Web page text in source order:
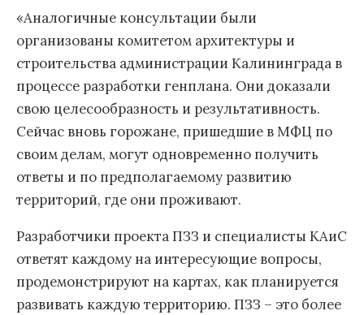
«Аналогичные консультации были
организованы комитетом архитектуры и
строительства администрации Калининграда в
процессе разработки генплана. Они доказали
свою целесообразность и результативность.
Сейчас вновь горожане, пришедшие в МФЦ по
своим делам, могут одновременно получить
ответы и по предполагаемому развитию
территорий, где они проживают.
Разработчики проекта ПЗЗ и специалисты КАиС
ответят каждому на интересующие вопросы,
продемонстрируют на картах, как планируется
развивать каждую территорию. ПЗЗ – это более